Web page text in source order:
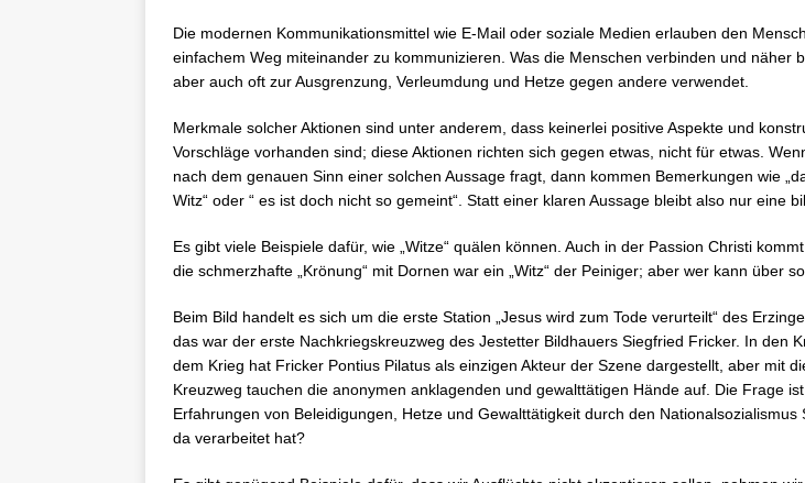
Die modernen Kommunikationsmittel wie E-Mail oder soziale Medien erlauben den
einfachem Weg miteinander zu kommunizieren. Was die Menschen verbinden und näher
aber auch oft zur Ausgrenzung, Verleumdung und Hetze gegen andere verwendet.
Merkmale solcher Aktionen sind unter anderem, dass keinerlei positive Aspekte und
Vorschläge vorhanden sind; diese Aktionen richten sich gegen etwas, nicht für etwas.
nach dem genauen Sinn einer solchen Aussage fragt, dann kommen Bemerkungen wie
Witz“ oder “ es ist doch nicht so gemeint“. Statt einer klaren Aussage bleibt also nur eine
Es gibt viele Beispiele dafür, wie „Witze“ quälen können. Auch in der Passion Christi
die schmerzhafte „Krönung“ mit Dornen war ein „Witz“ der Peiniger; aber wer kann über
Beim Bild handelt es sich um die erste Station „Jesus wird zum Tode verurteilt“ des
das war der erste Nachkriegskreuzweg des Jestetter Bildhauers Siegfried Fricker. In den
dem Krieg hat Fricker Pontius Pilatus als einzigen Akteur der Szene dargestellt, aber mit
Kreuzweg tauchen die anonymen anklagenden und gewalttätigen Hände auf. Die Frage
Erfahrungen von Beleidigungen, Hetze und Gewalttätigkeit durch den Nationalsozialismus
da verarbeitet hat?